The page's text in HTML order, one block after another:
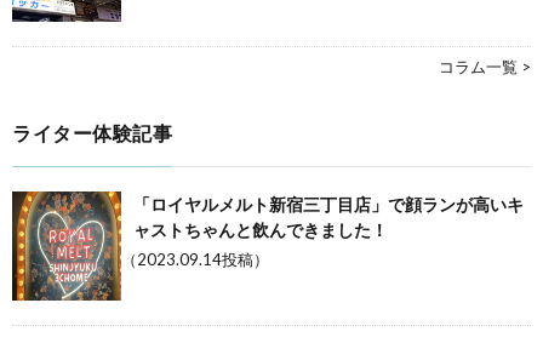
コラム一覧 >
ライター体験記事
「ロイヤルメルト新宿三丁目店」で顔ランが高いキ
ャストちゃんと飲んできました！
（2023.09.14投稿）